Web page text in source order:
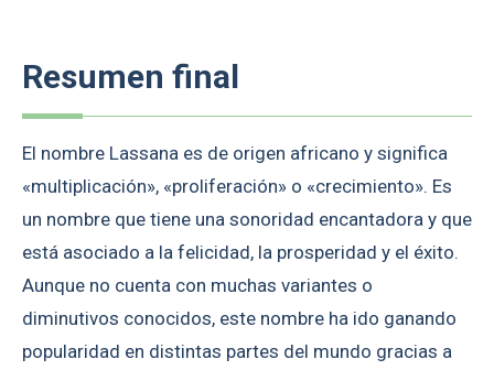
Resumen final
El nombre Lassana es de origen africano y significa
«multiplicación», «proliferación» o «crecimiento». Es
un nombre que tiene una sonoridad encantadora y que
está asociado a la felicidad, la prosperidad y el éxito.
Aunque no cuenta con muchas variantes o
diminutivos conocidos, este nombre ha ido ganando
popularidad en distintas partes del mundo gracias a